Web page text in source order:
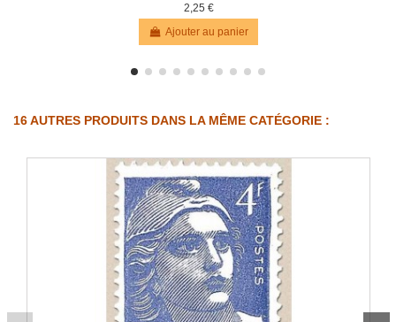
2,25 €
Ajouter au panier
16 AUTRES PRODUITS DANS LA MÊME CATÉGORIE :